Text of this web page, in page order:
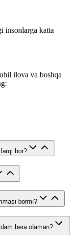
insonlarga katta
ilova va boshqa
bor?
bormi?
bera olaman?